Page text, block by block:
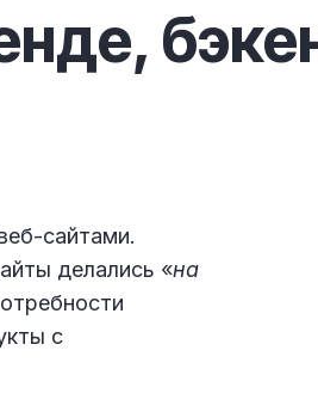
сайтами.
делались «на
с